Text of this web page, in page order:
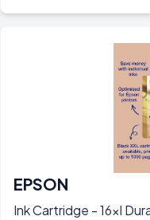
EPSON
Ink Cartridge - 16xl